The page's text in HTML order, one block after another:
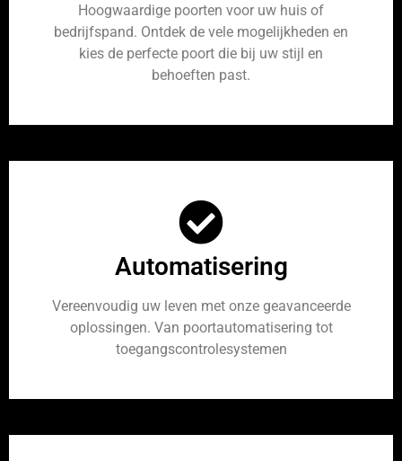
Hoogwaardige poorten voor uw huis of
bedrijfspand. Ontdek de vele mogelijkheden en
kies de perfecte poort die bij uw stijl en
behoeften past.
Automatisering
Vereenvoudig uw leven met onze geavanceerde
oplossingen. Van poortautomatisering tot
toegangscontrolesystemen